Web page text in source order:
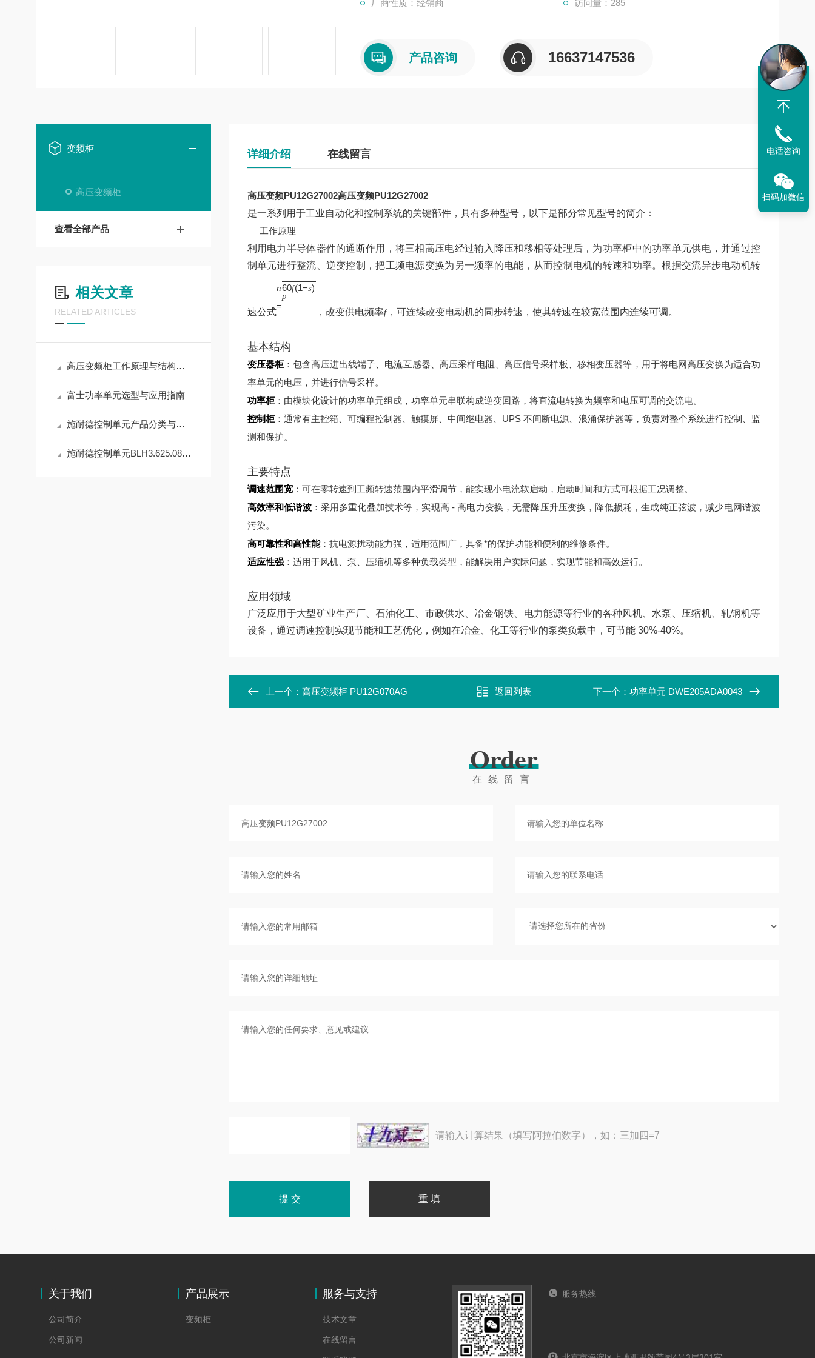
厂商性质：经销商 访问量：285
产品咨询 16637147536
变频柜
高压变频柜
查看全部产品
相关文章
RELATED ARTICLES
高压变频柜工作原理与结构介绍
富士功率单元选型与应用指南
施耐德控制单元产品分类与核心功能
施耐德控制单元BLH3.625.089B的功能与应用解析
详细介绍 在线留言
高压变频PU12G27002高压变频PU12G27002
是一系列用于工业自动化和控制系统的关键部件，具有多种型号，以下是部分常见型号的简介：
工作原理
利用电力半导体器件的通断作用，将三相高压电经过输入降压和移相等处理后，为功率柜中的功率单元供电，并通过控
制单元进行整流、逆变控制，把工频电源变换为另一频率的电能，从而控制电机的转速和功率。根据交流异步电动机转
速公式
n
=
p
60f(1−s)
，改变供电频率f ，可连续改变电动机的同步转速，使其转速在较宽范围内连续可调。
基本结构
变压器柜：包含高压进出线端子、电流互感器、高压采样电阻、高压信号采样板、移相变压器等，用于将电网高压变换为适合功
率单元的电压，并进行信号采样。
功率柜：由模块化设计的功率单元组成，功率单元串联构成逆变回路，将直流电转换为频率和电压可调的交流电。
控制柜：通常有主控箱、可编程控制器、触摸屏、中间继电器、UPS 不间断电源、浪涌保护器等，负责对整个系统进行控制、监
测和保护。
主要特点
调速范围宽：可在零转速到工频转速范围内平滑调节，能实现小电流软启动，启动时间和方式可根据工况调整。
高效率和低谐波：采用多重化叠加技术等，实现高 - 高电力变换，无需降压升压变换，降低损耗，生成纯正弦波，减少电网谐波
污染。
高可靠性和高性能：抗电源扰动能力强，适用范围广，具备*的保护功能和便利的维修条件。
适应性强：适用于风机、泵、压缩机等多种负载类型，能解决用户实际问题，实现节能和高效运行。
应用领域
广泛应用于大型矿业生产厂、石油化工、市政供水、冶金钢铁、电力能源等行业的各种风机、水泵、压缩机、轧钢机等
设备，通过调速控制实现节能和工艺优化，例如在冶金、化工等行业的泵类负载中，可节能 30%-40%。
上一个： 高压变频柜 PU12G070AG 返回列表 下一个： 功率单元 DWE205ADA0043
Order
在线留言
请输入计算结果（填写阿拉伯数字），如：三加四=7
关于我们
公司简介
公司新闻
产品展示
变频柜
服务与支持
技术文章
在线留言
服务热线
电话咨询
扫码加微信